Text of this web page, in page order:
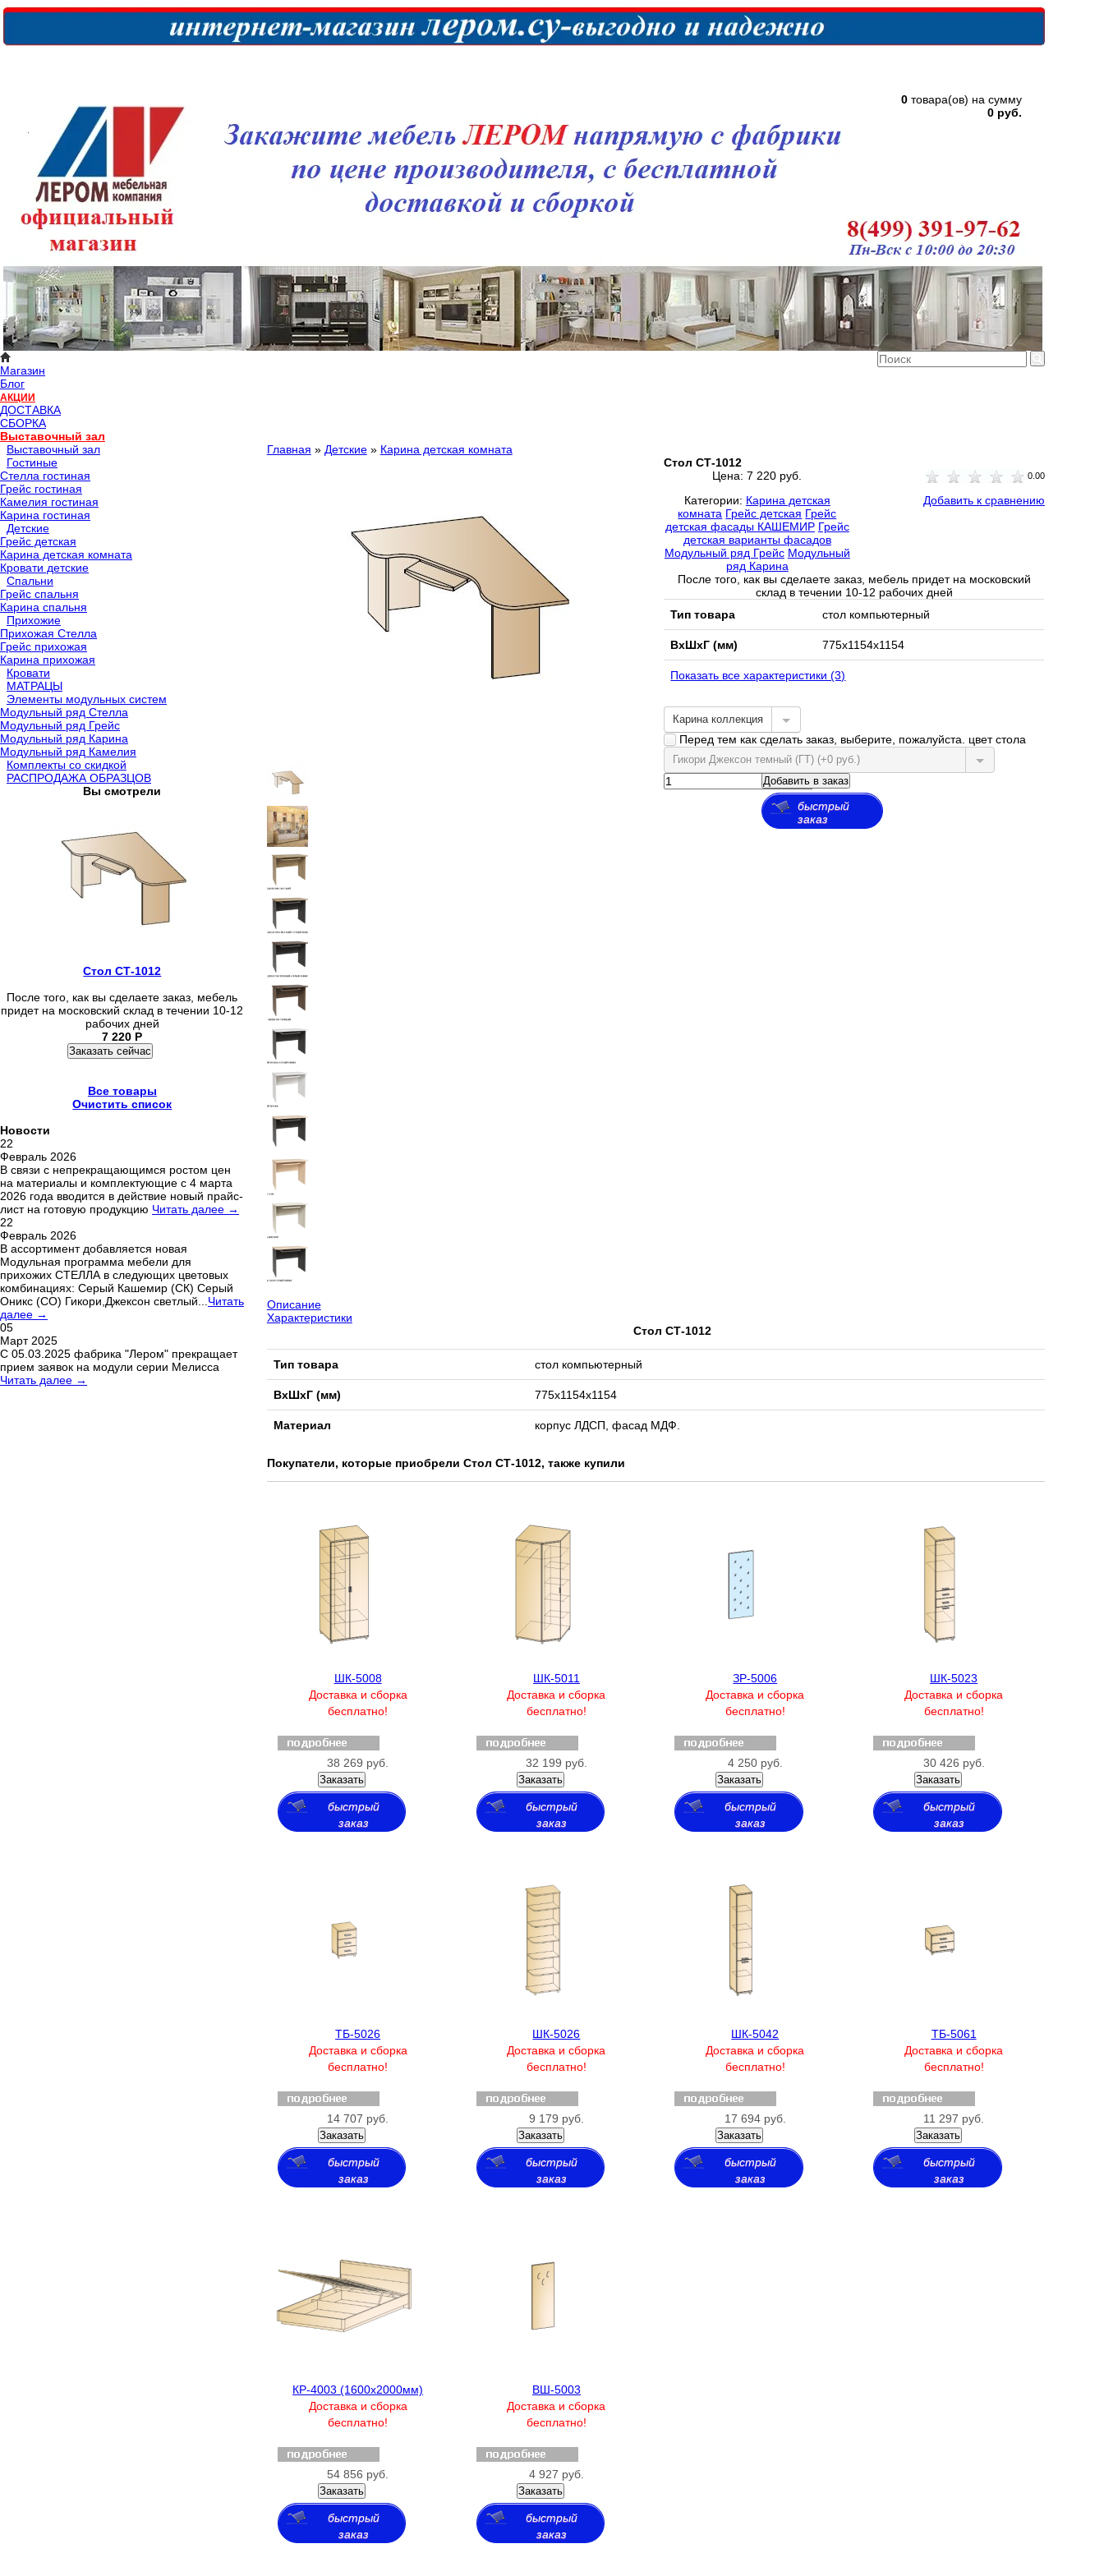
0 товара(ов) на сумму
0 руб.
Магазин
Блог
АКЦИИ
ДОСТАВКА
СБОРКА
Выставочный зал
Выставочный зал
Гостиные
Стелла гостиная
Грейс гостиная
Камелия гостиная
Карина гостиная
Детские
Грейс детская
Карина детская комната
Кровати детские
Спальни
Грейс спальня
Карина спальня
Прихожие
Прихожая Стелла
Грейс прихожая
Карина прихожая
Кровати
МАТРАЦЫ
Элементы модульных систем
Модульный ряд Стелла
Модульный ряд Грейс
Модульный ряд Карина
Модульный ряд Камелия
Комплекты со скидкой
РАСПРОДАЖА ОБРАЗЦОВ
Вы смотрели
Стол СТ-1012
После того, как вы сделаете заказ, мебель
придет на московский склад в течении 10-12
рабочих дней
7 220 Р
Заказать сейчас
Все товары
Очистить список
Новости
22
Февраль 2026
В связи с непрекращающимся ростом цен
на материалы и комплектующие с 4 марта
2026 года вводится в действие новый прайс-
лист на готовую продукцию Читать далее →
22
Февраль 2026
В ассортимент добавляется новая
Модульная программа мебели для
прихожих СТЕЛЛА в следующих цветовых
комбинациях: Серый Кашемир (СК) Серый
Оникс (СО) Гикори,Джексон светлый... Читать
далее →
05
Март 2025
С 05.03.2025 фабрика "Лером" прекращает
прием заявок на модули серии Мелисса
Читать далее →
Главная » Детские» Карина детская комната
Стол СТ-1012
Цена:7 220 руб. 0.00
Категории: Карина детская
комната Грейс детская Грейс
детская фасады КАШЕМИР Грейс
детская варианты фасадов
Модульный ряд Грейс Модульный
ряд Карина
Добавить к сравнению
После того, как вы сделаете заказ, мебель придет на московский
склад в течении 10-12 рабочих дней
Тип товара
стол компьютерный
ВхШхГ (мм) 775х1154х1154
Показать все характеристики (3)
Карина коллекция
Перед тем как сделать заказ, выберите, пожалуйста. цвет стола
Гикори Джексон темный (ГТ) (+0 руб.)
Добавить в заказ
быстрый
заказ
Описание
Характеристики
Стол СТ-1012
Тип товара стол компьютерный
ВхШхГ (мм) 775х1154х1154
Материал корпус ЛДСП, фасад МДФ.
Покупатели, которые приобрели Стол СТ-1012, также купили
ШК-5008
Доставка и сборка
бесплатно!
38 269 руб.
Заказать
быстрый
заказ
ШК-5011
Доставка и сборка
бесплатно!
32 199 руб.
Заказать
быстрый
заказ
ЗР-5006
Доставка и сборка
бесплатно!
4 250 руб.
Заказать
быстрый
заказ
ШК-5023
Доставка и сборка
бесплатно!
30 426 руб.
Заказать
быстрый
заказ
ТБ-5026
Доставка и сборка
бесплатно!
14 707 руб.
Заказать
быстрый
заказ
ШК-5026
Доставка и сборка
бесплатно!
9 179 руб.
Заказать
быстрый
заказ
ШК-5042
Доставка и сборка
бесплатно!
17 694 руб.
Заказать
быстрый
заказ
ТБ-5061
Доставка и сборка
бесплатно!
11 297 руб.
Заказать
быстрый
заказ
КР-4003 (1600х2000мм)
Доставка и сборка
бесплатно!
54 856 руб.
Заказать
быстрый
заказ
ВШ-5003
Доставка и сборка
бесплатно!
4 927 руб.
Заказать
быстрый
заказ